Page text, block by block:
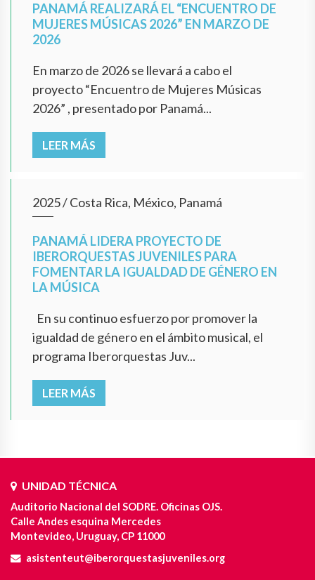
PANAMÁ REALIZARÁ EL “ENCUENTRO DE
MUJERES MÚSICAS 2026” EN MARZO DE
2026
En marzo de 2026 se llevará a cabo el
proyecto “Encuentro de Mujeres Músicas
2026” , presentado por Panamá...
LEER MÁS
2025/Costa Rica, México, Panamá
PANAMÁ LIDERA PROYECTO DE
IBERORQUESTAS JUVENILES PARA
FOMENTAR LA IGUALDAD DE GÉNERO EN
LA MÚSICA
En su continuo esfuerzo por promover la
igualdad de género en el ámbito musical, el
programa Iberorquestas Juv...
LEER MÁS
UNIDAD TÉCNICA
Auditorio Nacional del SODRE. Oficinas OJS.
Calle Andes esquina Mercedes
Montevideo, Uruguay, CP 11000
asistenteut@iberorquestasjuveniles.org